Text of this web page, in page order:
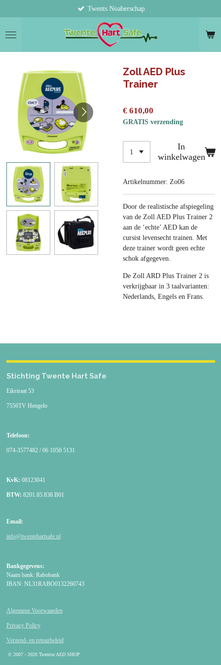
direct
naar
de
hoofdinhoud
Twents Noaberschap
Zoll AED Plus
Trainer
€ 610,00
GRATIS verzending
In
winkelwagen
Artikelnummer: Zo06
Door de realistische afspiegeling
van de Zoll AED Plus Trainer 2
aan de ‘echte’ AED kan de
cursist levensecht trainen. Met
deze trainer wordt geen echte
schok afgegeven.
De Zoll ARD Plus Trainer 2 is
verkrijgbaar in 3 taalvarianten:
Nederlands, Engels en Frans.
Stichting Twente Hart Safe
Eikstraat 53
7556TV Hengelo
Telefoon:
074-3577482 / 06 1050 5131
KvK: 08123041
BTW: 8201.85.838.B01
Email:
info@twentehartsafe.nl
Bankgegevens:
Naam bank: Rabobank
IBAN: NL31RABO0132260743
Algemene Voorwaarden
Privacy Policy
Verzend- en retourbeleid
© 2007 - 2026 Twentse AED SHOP